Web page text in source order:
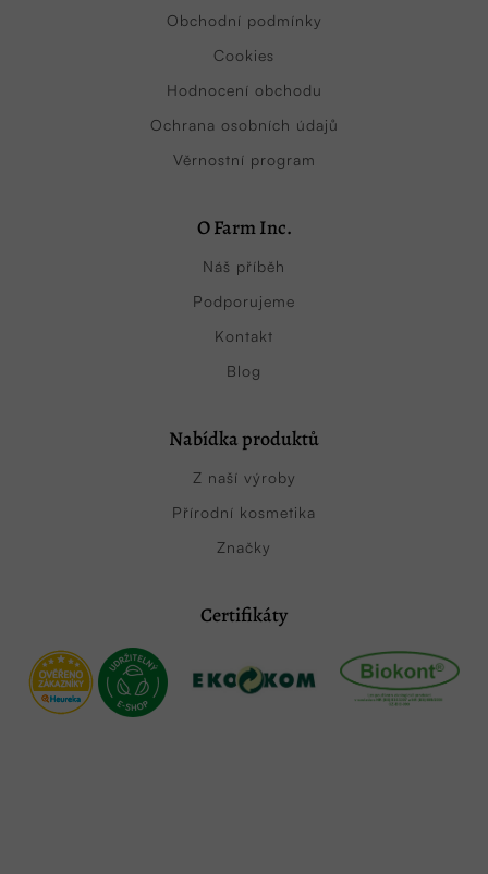
Obchodní podmínky
Cookies
Hodnocení obchodu
Ochrana osobních údajů
Věrnostní program
O Farm Inc.
Náš příběh
Podporujeme
Kontakt
Blog
Nabídka produktů
Z naší výroby
Přírodní kosmetika
Značky
Certifikáty